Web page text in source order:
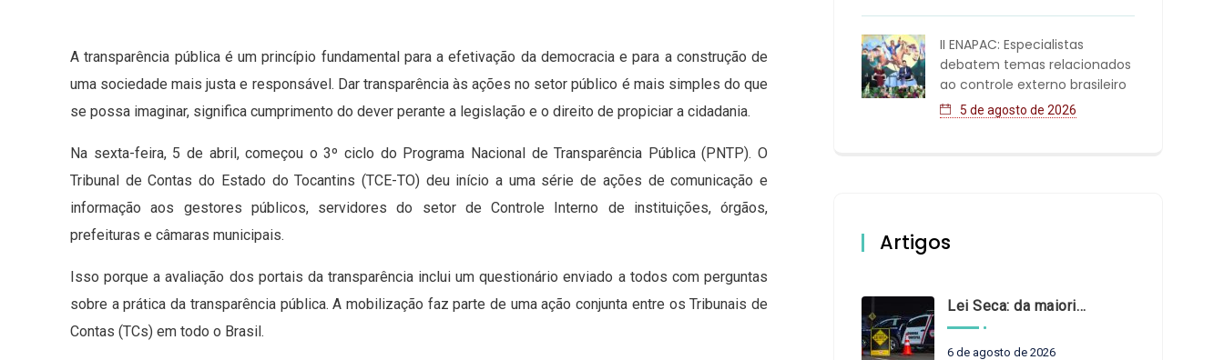
A transparência pública é um princípio fundamental para a efetivação da democracia e para a construção de
uma sociedade mais justa e responsável. Dar transparência às ações no setor público é mais simples do que
se possa imaginar, significa cumprimento do dever perante a legislação e o direito de propiciar a cidadania.
Na sexta-feira, 5 de abril, começou o 3º ciclo do Programa Nacional de Transparência Pública (PNTP). O
Tribunal de Contas do Estado do Tocantins (TCE-TO) deu início a uma série de ações de comunicação e
informação aos gestores públicos, servidores do setor de Controle Interno de instituições, órgãos,
prefeituras e câmaras municipais.
Isso porque a avaliação dos portais da transparência inclui um questionário enviado a todos com perguntas
sobre a prática da transparência pública. A mobilização faz parte de uma ação conjunta entre os Tribunais de
Contas (TCs) em todo o Brasil.
II ENAPAC: Especialistas
debatem temas relacionados
ao controle externo brasileiro
5 de agosto de 2026
Artigos
Lei Seca: da maioridade à maturidade
6 de agosto de 2026